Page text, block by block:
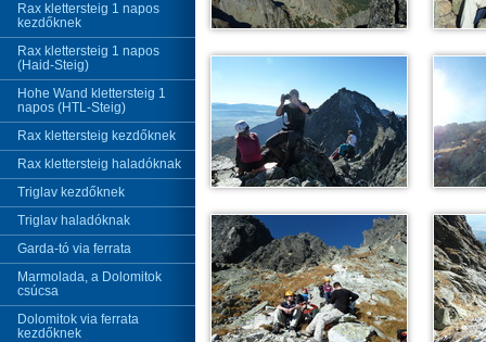
Rax klettersteig 1 napos
kezdőknek
Rax klettersteig 1 napos
(Haid-Steig)
Hohe Wand klettersteig 1
napos (HTL-Steig)
Rax klettersteig kezdőknek
Rax klettersteig haladóknak
Triglav kezdőknek
Triglav haladóknak
Garda-tó via ferrata
Marmolada, a Dolomitok
csúcsa
Dolomitok via ferrata
kezdőknek